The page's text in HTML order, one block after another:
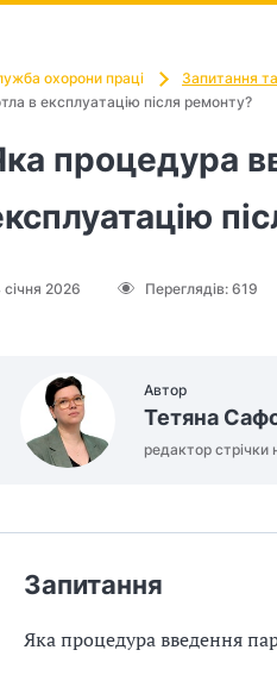
охорони праці Запитання та
в експлуатацію після ремонту?
процедура
січня 2026 Переглядів: 619
Автор
Тетяна
редактор
Запитання
Яка процедура введення